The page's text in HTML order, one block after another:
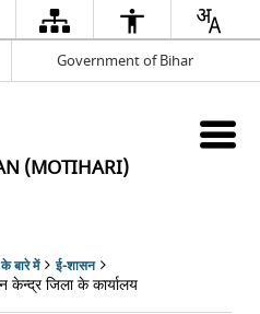
Government of Bihar
(MOTIHARI)
बारे में ई-शासन
केन्द्र जिला के कार्यालय